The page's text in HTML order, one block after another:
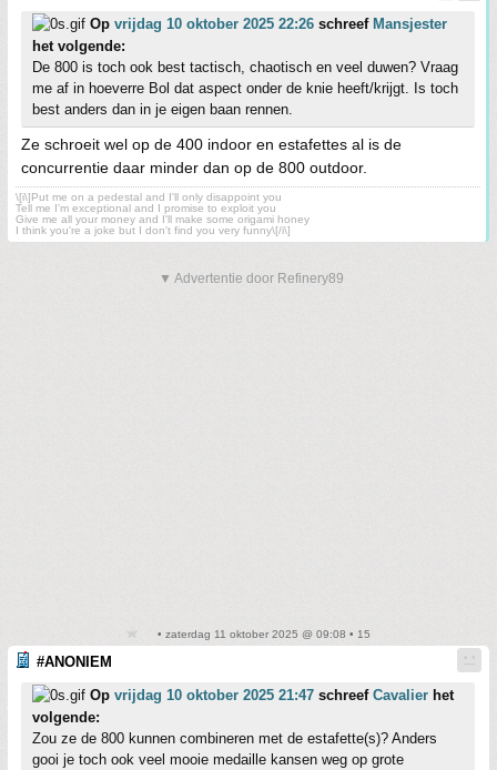
Op vrijdag 10 oktober 2025 22:26 schreef Mansjester
het volgende:
De 800 is toch ook best tactisch, chaotisch en veel duwen? Vraag
me af in hoeverre Bol dat aspect onder de knie heeft/krijgt. Is toch
best anders dan in je eigen baan rennen.
Ze schroeit wel op de 400 indoor en estafettes al is de
concurrentie daar minder dan op de 800 outdoor.
\[i\]Put me on a pedestal and I'll only disappoint you
Tell me I'm exceptional and I promise to exploit you
Give me all your money and I'll make some origami honey
I think you're a joke but I don't find you very funny\[/i\]
▼ Advertentie door Refinery89
• zaterdag 11 oktober 2025 @ 09:08 • 15
#ANONIEM
Op vrijdag 10 oktober 2025 21:47 schreef Cavalier het
volgende:
Zou ze de 800 kunnen combineren met de estafette(s)? Anders
gooi je toch ook veel mooie medaille kansen weg op grote